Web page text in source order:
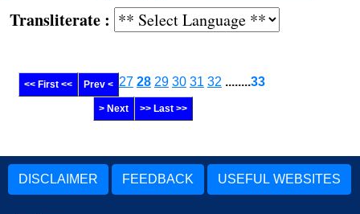
:
<< First << Prev < 27 28 29 30 31 32 ........33
> Next >> Last >>
DISCLAIMER FEEDBACK USEFUL WEBSITES